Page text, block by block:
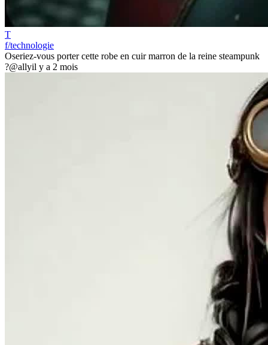
T
f/technologie
Oseriez-vous porter cette robe en cuir marron de la reine steampunk
?@allyil y a 2 mois